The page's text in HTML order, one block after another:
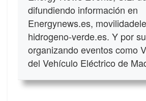
difundiendo información en
Energynews.es,
hidrogeno-verde.es. Y por
organizando eventos como
del Vehículo Eléctrico de